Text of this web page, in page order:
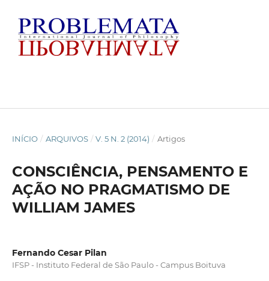
INÍCIO / ARQUIVOS / V. 5 N. 2 (2014) / Artigos
CONSCIÊNCIA, PENSAMENTO E
AÇÃO NO PRAGMATISMO DE
WILLIAM JAMES
Fernando Cesar Pilan
IFSP - Instituto Federal de São Paulo - Campus Boituva